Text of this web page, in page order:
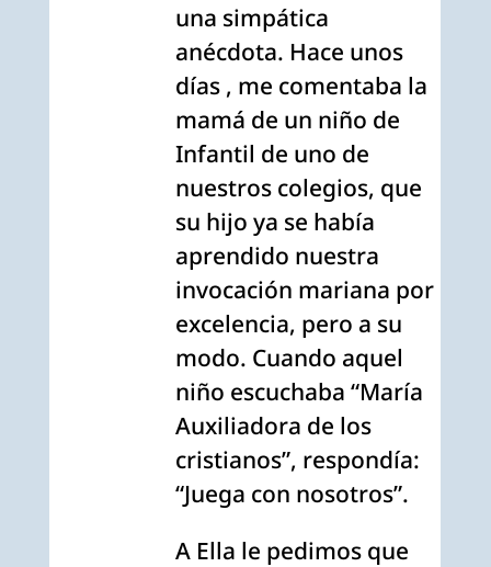
una simpática
anécdota. Hace unos
días , me comentaba la
mamá de un niño de
Infantil de uno de
nuestros colegios, que
su hijo ya se había
aprendido nuestra
invocación mariana por
excelencia, pero a su
modo. Cuando aquel
niño escuchaba “María
Auxiliadora de los
cristianos”, respondía:
“Juega con nosotros”.
A Ella le pedimos que